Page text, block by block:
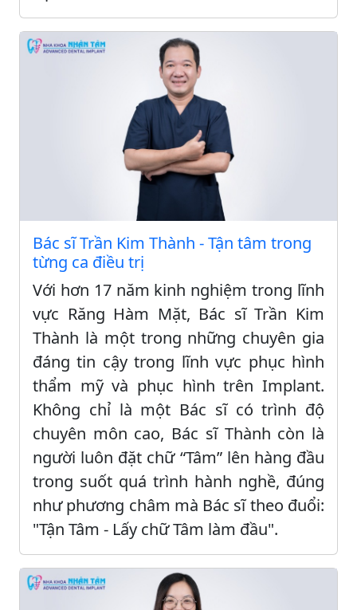
Bác sĩ Trần Kim Thành - Tận tâm trong
từng ca điều trị
Với hơn 17 năm kinh nghiệm trong lĩnh
vực Răng Hàm Mặt, Bác sĩ Trần Kim
Thành là một trong những chuyên gia
đáng tin cậy trong lĩnh vực phục hình
thẩm mỹ và phục hình trên Implant.
Không chỉ là một Bác sĩ có trình độ
chuyên môn cao, Bác sĩ Thành còn là
người luôn đặt chữ “Tâm” lên hàng đầu
trong suốt quá trình hành nghề, đúng
như phương châm mà Bác sĩ theo đuổi:
"Tận Tâm - Lấy chữ Tâm làm đầu".